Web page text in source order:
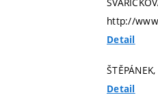
http://
Detail
Detail